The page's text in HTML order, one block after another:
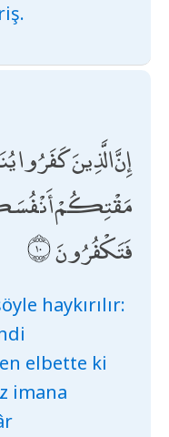
إِنَّ الَّذِينَ كَفَرُوا
مَقْتِكُمْ
فَتَكْفُرُونَ
haykırılır:
elbette ki
imana